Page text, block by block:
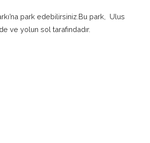
park edebilirsiniz.Bu park, Ulus
ve yolun sol tarafındadır.